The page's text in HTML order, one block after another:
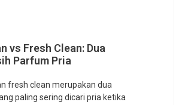
vs Fresh Clean: Dua
Parfum Pria
fresh clean merupakan dua
paling sering dicari pria ketika